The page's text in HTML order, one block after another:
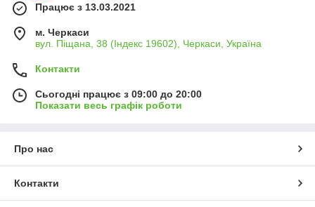
Працює з 13.03.2021
м. Черкаси
вул. Піщана, 38 (Індекс 19602), Черкаси, Україна
Контакти
Сьогодні працює з 09:00 до 20:00
Показати весь графік роботи
Про нас
Контакти